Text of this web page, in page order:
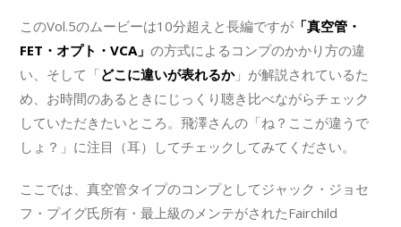
このVol.5のムービーは10分超えと長編ですが 「真空管・
FET・オプト・VCA」の方式によるコンプのかかり方の違
い、そして「どこに違いが表れるか」が解説されているた
め、お時間のあるときにじっくり聴き比べながらチェック
していただきたいところ。飛澤さんの「ね？ここが違うで
しょ？」に注目（耳）してチェックしてみてください。
ここでは、真空管タイプのコンプとしてジャック・ジョセ
フ・プイグ氏所有・最上級のメンテがされたFairchild